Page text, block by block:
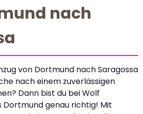
nach
von Dortmund nach Saragossa
nach einem zuverlässigen
Dann bist du bei Wolf
Dortmund genau richtig! Mit